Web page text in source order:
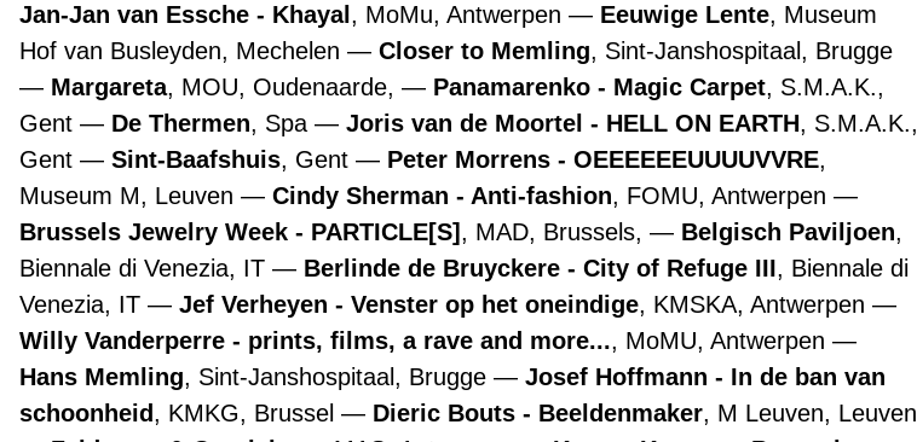
Jan-Jan van Essche - Khayal , MoMu, Antwerpen Eeuwige Lente, Museum
Hof van Busleyden, Mechelen
Closer to Memling, Sint-Janshospitaal, Brugge
Margareta, MOU, Oudenaarde, Panamarenko - Magic Carpet, S.M.A.K.,
Gent
De Thermen, Spa Joris van de Moortel - HELL ON EARTH, S.M.A.K.,
Gent
Sint-Baafshuis, Gent Peter Morrens - OEEEEEEUUUUVVRE,
Museum M, Leuven
Cindy Sherman - Anti-fashion, FOMU, Antwerpen
Brussels Jewelry Week - PARTICLE[S] , MAD, Brussels, Belgisch Paviljoen,
Biennale di Venezia, IT
Berlinde de Bruyckere - City of Refuge III, Biennale di
Venezia, IT
Jef Verheyen - Venster op het oneindige, KMSKA, Antwerpen
Willy Vanderperre - prints, films, a rave and more..., MoMU, Antwerpen
Hans Memling, Sint-Janshospitaal, Brugge
Josef Hoffmann - In de ban van
schoonheid, KMKG, Brussel Dieric Bouts - Beeldenmaker, M Leuven, Leuven